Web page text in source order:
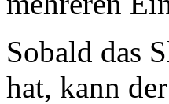
Sobald das
hat, kann